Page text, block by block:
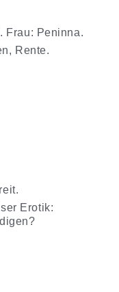
Frau: Peninna.
Rente.
Erotik: